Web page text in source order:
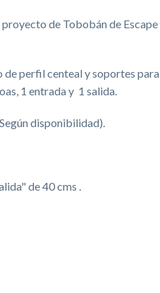
de Tobobán de Escape
perfil centeal y soportes para
1 entrada y 1 salida.
disponibilidad).
de 40 cms .